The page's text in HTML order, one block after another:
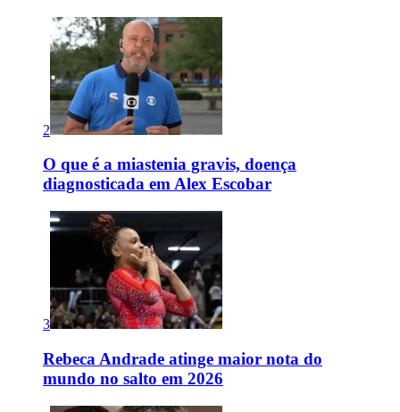
2
O que é a miastenia gravis, doença
diagnosticada em Alex Escobar
3
Rebeca Andrade atinge maior nota do
mundo no salto em 2026